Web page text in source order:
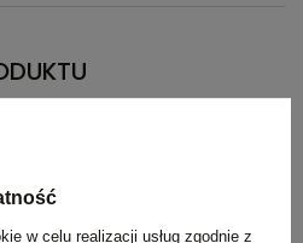
PP, metal
w celu realizacji usług zgodnie z